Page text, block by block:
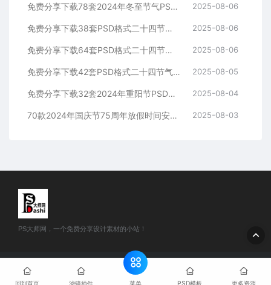
免费分享下载78套2024年冬至节气PSD源文件模板幼儿园小学校公司企业朋友圈海报宣传24平面设计师素材打包合集活动图片插画图片 2025-08-06
免费分享下载38套PSD格式二十四节气海报模板大雪素材源文件24PS大师网图片平面设计中国传统节日资源公司高清朋友圈营销电商宣传 2025-08-06
免费分享下载64套PSD格式二十四节气海报模板小雪素材源文件24PS大师网图片平面设计中国传统节日资源整套高清朋友圈营销电商宣传 2025-08-06
免费分享下载42套PSD格式二十四节气海报模板霜降素材源文件24PS大师网图片平面设计中国传统节日资源整套高清朋友圈营销电商宣传 2025-08-05
免费分享下载32套2024年重阳节PSD源文件模板可编辑幼儿园小学学校公司企业朋友圈海报宣传PS大师网平面设计师素材打包合集图片 2025-08-04
70款2024年国庆节75周年放假时间安排通知PSD海报模版素材免费分享下载PS大师网公司企业朋友圈节日宣传背景图片分层源文件 2025-08-03
PS大师网，一个免费分享设计素材的小站！
© 2024 PS大师网 - www.psdashi.com All rights reserved
网站地
豫公网安备41110002000302号 豫ICP备2024047263号-1
菜单